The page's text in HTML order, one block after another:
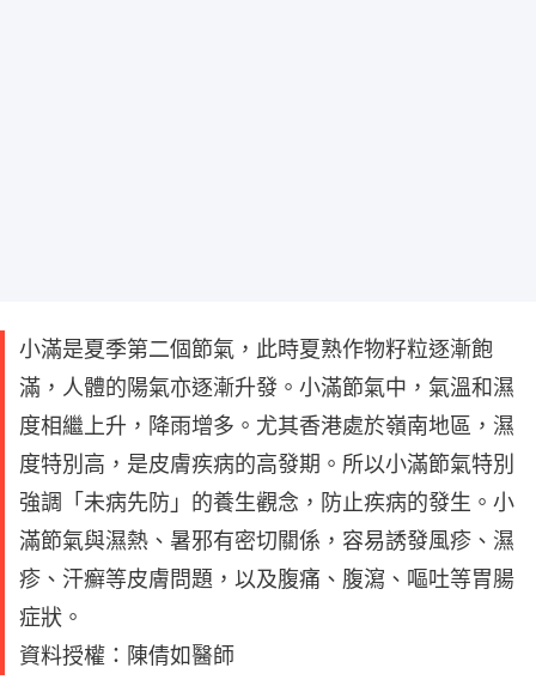
小滿是夏季第二個節氣，此時夏熟作物籽粒逐漸飽
滿，人體的陽氣亦逐漸升發。小滿節氣中，氣溫和濕
度相繼上升，降雨增多。尤其香港處於嶺南地區，濕
度特別高，是皮膚疾病的高發期。所以小滿節氣特別
強調「未病先防」的養生觀念，防止疾病的發生。小
滿節氣與濕熱、暑邪有密切關係，容易誘發風疹、濕
疹、汗癬等皮膚問題，以及腹痛、腹瀉、嘔吐等胃腸
症狀。
資料授權：陳倩如醫師